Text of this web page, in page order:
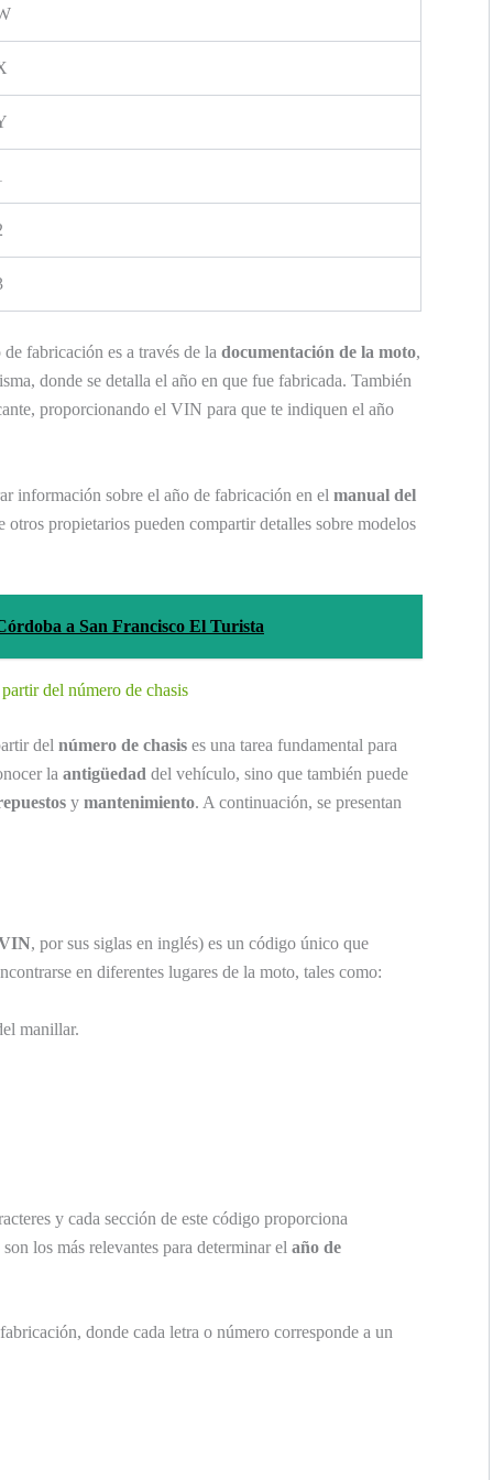
fabricación es a través de la documentación de la moto,
donde se detalla el año en que fue fabricada. También
proporcionando el VIN para que te indiquen el año
información sobre el año de fabricación en el manual del
propietarios pueden compartir detalles sobre modelos
a San Francisco El Turista
del número de chasis
del número de chasis es una tarea fundamental para
la antigüedad del vehículo, sino que también puede
y mantenimiento. A continuación, se presentan
, por sus siglas en inglés) es un código único que
en diferentes lugares de la moto, tales como:
manillar.
y cada sección de este código proporciona
los más relevantes para determinar el año de
donde cada letra o número corresponde a un